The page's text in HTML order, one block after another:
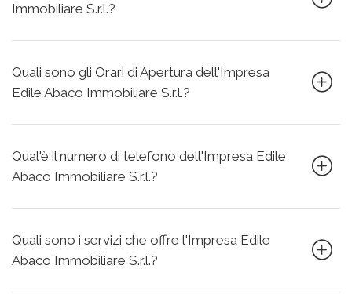
Immobiliare S.r.l.?
Quali sono gli Orari di Apertura dell'Impresa
Edile Abaco Immobiliare S.r.l.?
Qual'è il numero di telefono dell'Impresa Edile
Abaco Immobiliare S.r.l.?
Quali sono i servizi che offre l'Impresa Edile
Abaco Immobiliare S.r.l.?